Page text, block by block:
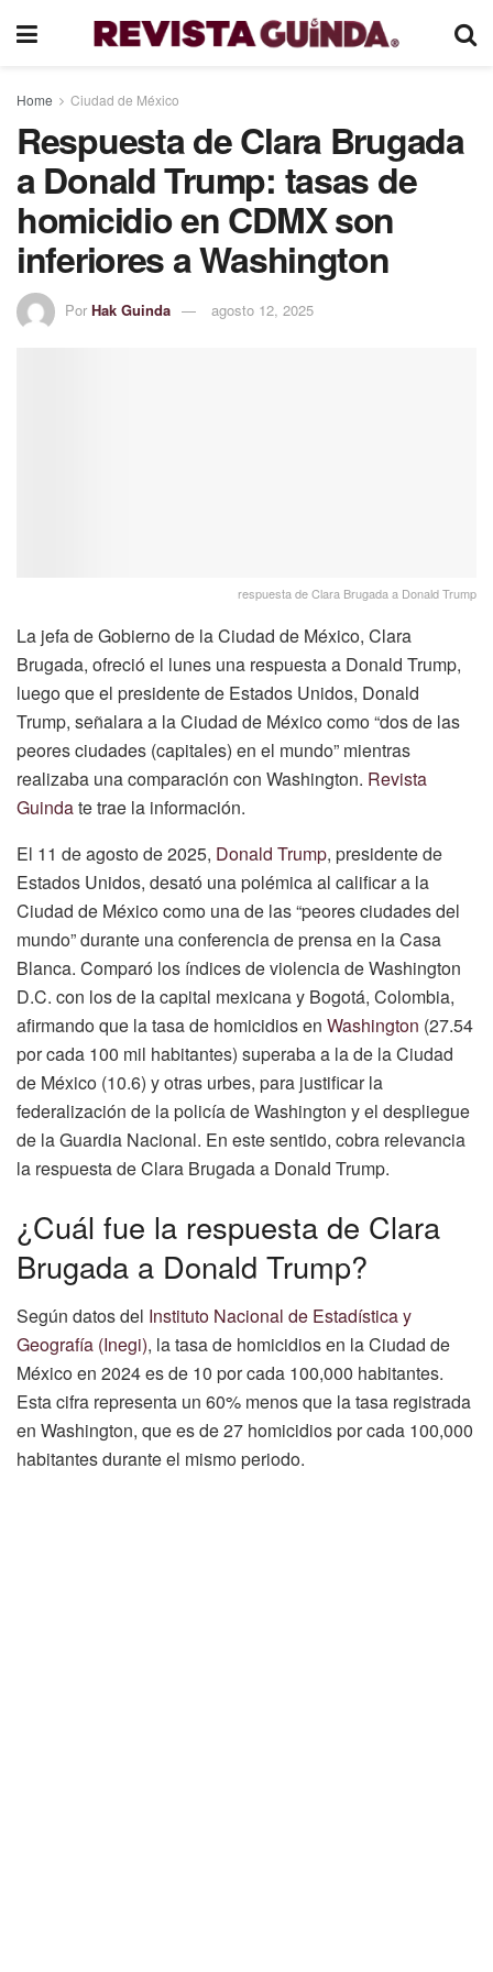
Home Ciudad de México
Respuesta de Clara Brugada
a Donald Trump: tasas de
homicidio en CDMX son
inferiores a Washington
Por Hak Guinda agosto 12, 2025
respuesta de Clara Brugada a Donald Trump
La jefa de Gobierno de la Ciudad de México, Clara
Brugada, ofreció el lunes una respuesta a Donald Trump,
luego que el presidente de Estados Unidos, Donald
Trump, señalara a la Ciudad de México como “dos de las
peores ciudades (capitales) en el mundo” mientras
realizaba una comparación con Washington. Revista
Guindate trae la información.
El 11 de agosto de 2025, Donald Trump, presidente de
Estados Unidos, desató una polémica al calificar a la
Ciudad de México como una de las “peores ciudades del
mundo” durante una conferencia de prensa en la Casa
Blanca. Comparó los índices de violencia de Washington
D.C. con los de la capital mexicana y Bogotá, Colombia,
afirmando que la tasa de homicidios en Washington (27.54
por cada 100 mil habitantes) superaba a la de la Ciudad
de México (10.6) y otras urbes, para justificar la
federalización de la policía de Washington y el despliegue
de la Guardia Nacional. En este sentido, cobra relevancia
la respuesta de Clara Brugada a Donald Trump.
¿Cuál fue la respuesta de Clara
Brugada a Donald Trump?
Según datos del Instituto Nacional de Estadística y
Geografía (Inegi), la tasa de homicidios en la Ciudad de
México en 2024 es de 10 por cada 100,000 habitantes.
Esta cifra representa un 60% menos que la tasa registrada
en Washington, que es de 27 homicidios por cada 100,000
habitantes durante el mismo periodo.